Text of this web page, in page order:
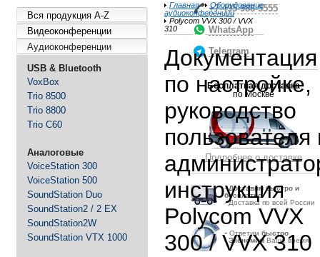
Вся продукция A-Z
Видеоконференции
Аудиоконференции
USB & Bluetooth
VoxBox
Trio 8500
Trio 8800
Trio C60
Аналоговые
VoiceStation 300
VoiceStation 500
SoundStation Duo
SoundStation2 / 2 EX
SoundStation2W
SoundStation VTX 1000
+7-495-988-5555
WhatsApp
Telegram
Бесплатная доставка
по Москве
Подробнее о доставке
-Доставим быстро и
бесплатно
- Доставка по всей России
- Ответим быстро
-ЭкономимВаше время
Главная
Оборудование
аудиоконференции
Polycom VVX 300 / VVX
310
Документация
по настройке,
руководство
пользователя
инструкция
Polycom VVX
300 / VVX 310